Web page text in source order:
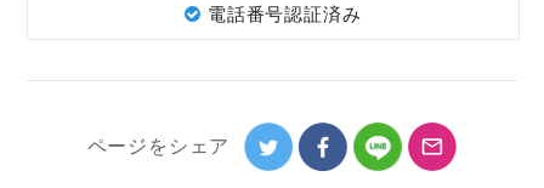
電話番号認証済み
ページを シェア